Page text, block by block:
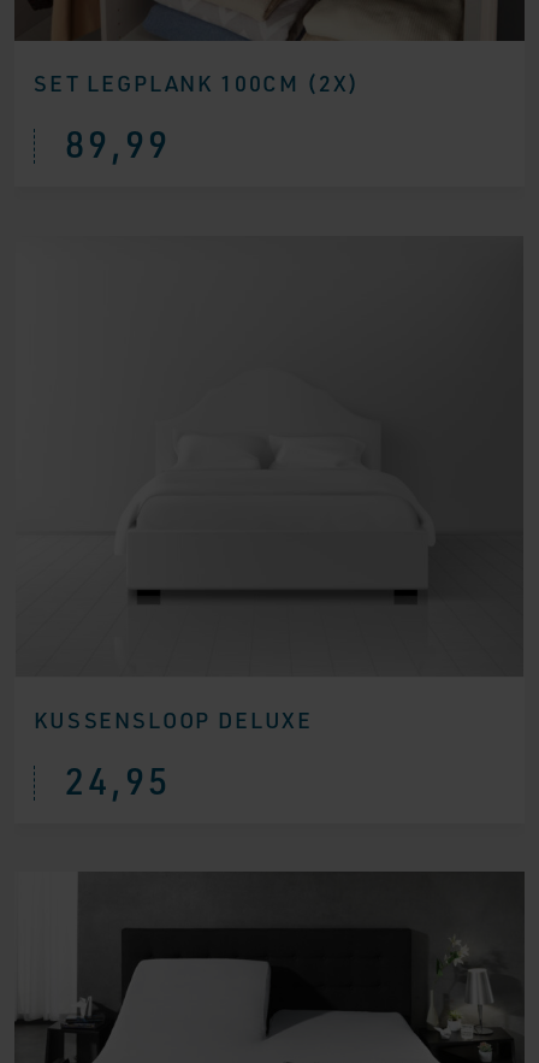
SET LEGPLANK 100CM (2X)
89,99
KUSSENSLOOP DELUXE
24,95